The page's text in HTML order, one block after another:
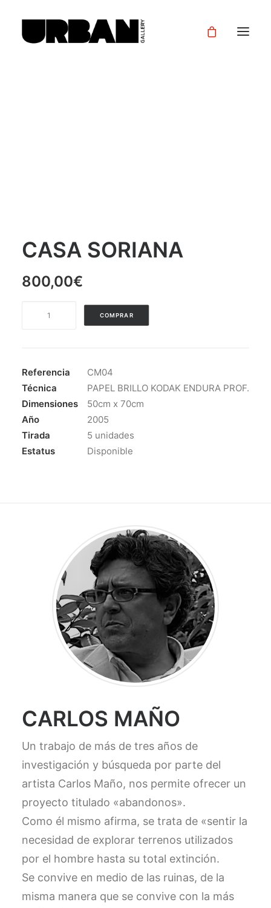
CASA SORIANA
800,00€
COMPRAR
Referencia
CM04
Técnica
PAPEL BRILLO KODAK ENDURA PROF.
Dimensiones
50cm x 70cm
Año
2005
Tirada
5 unidades
Estatus
Disponible
CARLOS MAÑO
Un trabajo de más de tres años de
investigación y búsqueda por parte del
artista Carlos Maño, nos permite ofrecer un
proyecto titulado «abandonos».
Como él mismo afirma, se trata de «sentir la
necesidad de explorar terrenos utilizados
por el hombre hasta su total extinción.
Se convive en medio de las ruinas, de la
misma manera que se convive con la más